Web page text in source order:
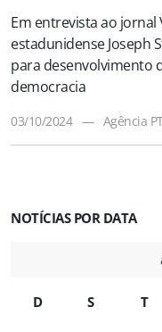
Em entrevista ao
estadunidense Joseph
para desenvolvimento
democracia
03/10/2024 — Agência
NOTÍCIAS POR DATA
D S T